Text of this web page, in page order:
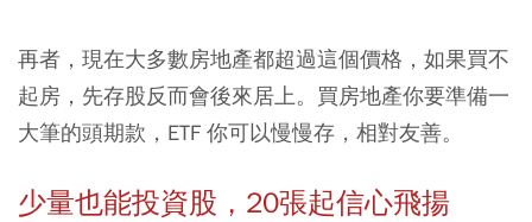
再者，現在大多數房地產都超過這個價格，如果買不
起房，先存股反而會後來居上。買房地產你要準備一
大筆的頭期款，ETF 你可以慢慢存，相對友善。
少量也能投資股，20張起信心飛揚